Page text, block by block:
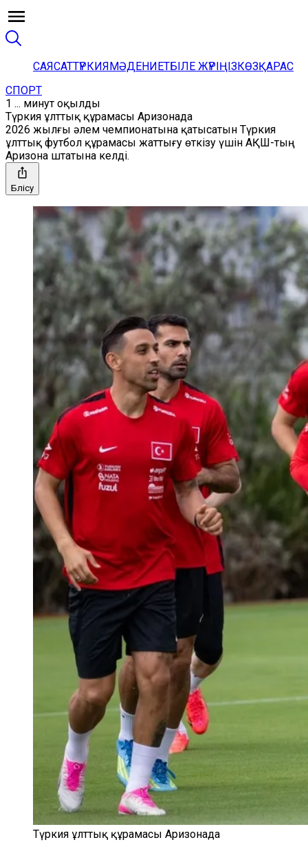
САЯСАТТҮРКИЯМӘДЕНИЕТБІЛЕ ЖҮРІҢІЗКӨЗҚАРАС
СПОРТ
1 ... минут оқылды
Түркия ұлттық құрамасы Аризонада
2026 жылғы әлем чемпионатына қатысатын Түркия
ұлттық футбол құрамасы жаттығу өткізу үшін АҚШ-тың
Аризона штатына келді.
Бөлісу
Түркия ұлттық құрамасы Аризонада